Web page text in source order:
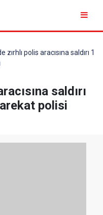
zırhlı polis aracısına saldırı 1
saldırı
polisi